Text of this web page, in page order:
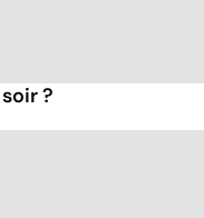
?